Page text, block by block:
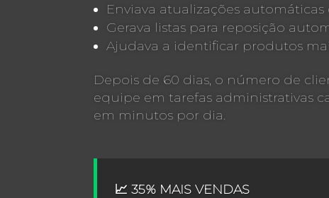
Enviava atualizações
Gerava listas para reposição
Ajudava a identificar produtos
Depois de 60 dias, o número de
equipe em tarefas administrativas
em minutos por dia.
📈 35% MAIS VENDAS